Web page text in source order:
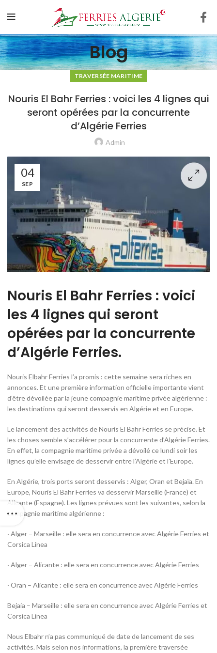
Blog
TRAVERSÉE MARITIME
Nouris El Bahr Ferries : voici les 4 lignes qui
seront opérées par la concurrente
d’Algérie Ferries
Admin
04
SEP
Nouris El Bahr Ferries : voici
les 4 lignes qui seront
opérées par la concurrente
d’Algérie Ferries.
Nouris Elbahr Ferries l’a promis : cette semaine sera riches en
annonces. Et une première information officielle importante vient
d’être dévoilée par la jeune compagnie maritime privée algérienne :
les destinations qui seront desservis en Algérie et en Europe.
Le lancement des activités de Nouris El Bahr Ferries se précise. Et
les choses semble s’accélérer pour la concurrente d’Algérie Ferries.
En effet, la compagnie maritime privée a dévoilé ce lundi soir les
lignes qu’elle envisage de desservir entre l’Algérie et l’Europe.
En Algérie, trois ports seront desservis : Alger, Oran et Bejaïa. En
Europe, Nouris El Bahr Ferries va desservir Marseille (France) et
Alicante (Espagne). Les lignes prévues sont les suivantes, selon la
compagnie maritime algérienne :
· Alger – Marseille : elle sera en concurrence avec Algérie Ferries et
Corsica Linea
· Alger – Alicante : elle sera en concurrence avec Algérie Ferries
· Oran – Alicante : elle sera en concurrence avec Algérie Ferries
Bejaia – Marseille : elle sera en concurrence avec Algérie Ferries et
Corsica Linea
Nous Elbahr n’a pas communiqué de date de lancement de ses
activités. Mais selon nos informations, la première traversée